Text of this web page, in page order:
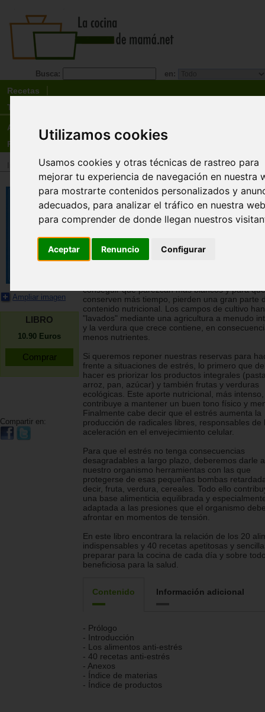
Utilizamos cookies
Usamos cookies y otras técnicas de rastreo para
mejorar tu experiencia de navegación en nuestra
para mostrarte contenidos personalizados y
adecuados, para analizar el tráfico en nuestra
para comprender de donde llegan nuestros
Aceptar Renuncio Configurar
Busca: en:
Recetas
Tienda
Actualidad
Registro
Tienda >Libros>Especialidades >Saludable> Otros temas
Ampliar imagen
LIBRO
10.90 Euros
Compartir en:
Mi cocina anti-estrés. La
alimentación, fuente de salud.
Marie Borrel
La alimentación actual, prioriza los productos
e industrializados, es mucho menos rica en
micronutrientes (vitaminas, minerales,
conseguir que parezcan más blancos y para
conserven más tiempo, pierden una gran parte
contenido nutricional. Los campos de cultivo
"lavados" mediante una agricultura a menudo
y la verdura que crece contiene, en
menos nutrientes.
Si queremos reponer nuestras reservas para
frente a situaciones de estrés, lo primero que
hacer es priorizar los productos integrales
arroz, pan, azúcar) y también frutas y verduras
ecológicas. Este aporte nutricional, más intenso,
contribuye a mantener un buen tono físico y
Finalmente cabe decir que el estrés aumenta la
producción de radicales libres, responsables de
aceleración en el envejecimiento celular.
Para que el estrés no tenga consecuencias
desagradables a largo plazo, deberemos darle a
nuestro organismo herramientas con las que
protegerse de esas pequeñas bombas
decir, fruta, verdura, cereales. Todo ello
una base alimenticia equilibrada y
adaptada a las presiones que el organismo
afrontar en momentos de tensión.
En este libro encontrara la relación de los 20
indispensables y 40 recetas apetitosas y
preparar para la cocina de cada día y sobre
beneficiosa para la salud.
Contenido Información adicional
- Prólogo
- Introducción
- Los alimentos anti-estrés
- 40 recetas anti-estrés
- Anexos
- Índice de materias
- Índice de productos